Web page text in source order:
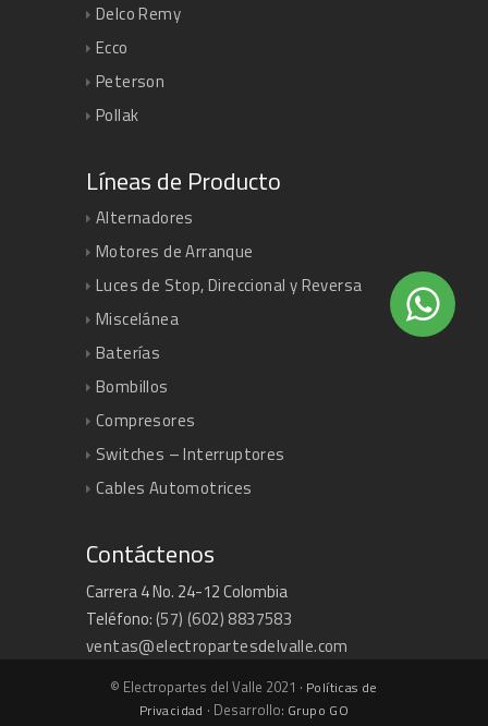
Delco Remy
Ecco
Peterson
Pollak
Líneas de Producto
Alternadores
Motores de Arranque
Luces de Stop, Direccional y Reversa
Miscelánea
Baterías
Bombillos
Compresores
Switches – Interruptores
Cables Automotrices
Contáctenos
Carrera 4 No. 24-12 Colombia
Teléfono:(57) (602) 8837583
ventas@electropartesdelvalle.com
© Electropartes del Valle 2021 · Políticas de
Privacidad · Desarrollo: Grupo GO